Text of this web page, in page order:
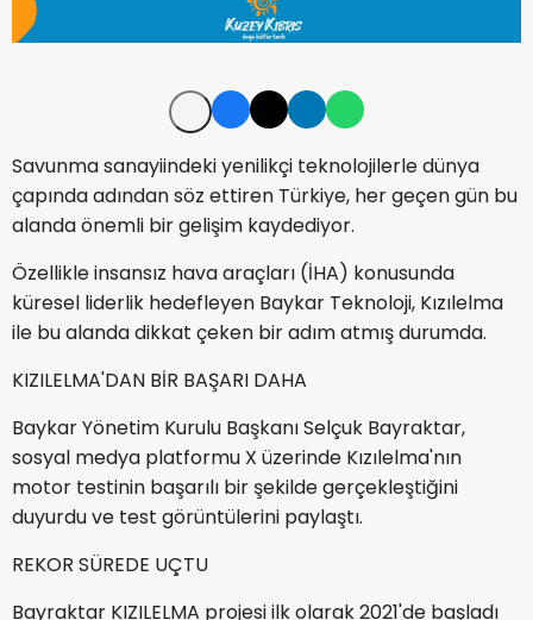
Savunma sanayiindeki yenilikçi teknolojilerle dünya
çapında adından söz ettiren Türkiye, her geçen gün bu
alanda önemli bir gelişim kaydediyor.
Özellikle insansız hava araçları (İHA) konusunda
küresel liderlik hedefleyen Baykar Teknoloji, Kızılelma
ile bu alanda dikkat çeken bir adım atmış durumda.
KIZILELMA'DAN BİR BAŞARI DAHA
Baykar Yönetim Kurulu Başkanı Selçuk Bayraktar,
sosyal medya platformu X üzerinde Kızılelma'nın
motor testinin başarılı bir şekilde gerçekleştiğini
duyurdu ve test görüntülerini paylaştı.
REKOR SÜREDE UÇTU
Bayraktar KIZILELMA projesi ilk olarak 2021'de başladı